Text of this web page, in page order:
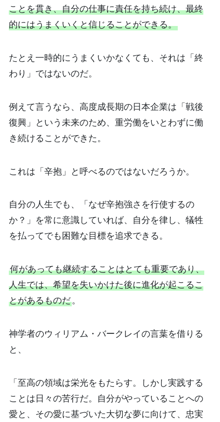
ことを貫き、自分の仕事に責任を持ち続け、最終
的にはうまくいくと信じることができる。
たとえ一時的にうまくいかなくても、それは「終
わり」ではないのだ。
例えて言うなら、高度成長期の日本企業は「戦後
復興」という未来のため、重労働をいとわずに働
き続けることができた。
これは「辛抱」と呼べるのではないだろうか。
自分の人生でも、「なぜ辛抱強さを行使するの
か？」を常に意識していれば、自分を律し、犠牲
を払ってでも困難な目標を追求できる。
何があっても継続することはとても重要であり、
人生では、希望を失いかけた後に進化が起こるこ
とがあるものだ。
神学者のウィリアム・バークレイの言葉を借りる
と、
「至高の領域は栄光をもたらす。しかし実践する
ことは日々の苦行だ。自分がやっていることへの
愛と、その愛に基づいた大切な夢に向けて、忠実